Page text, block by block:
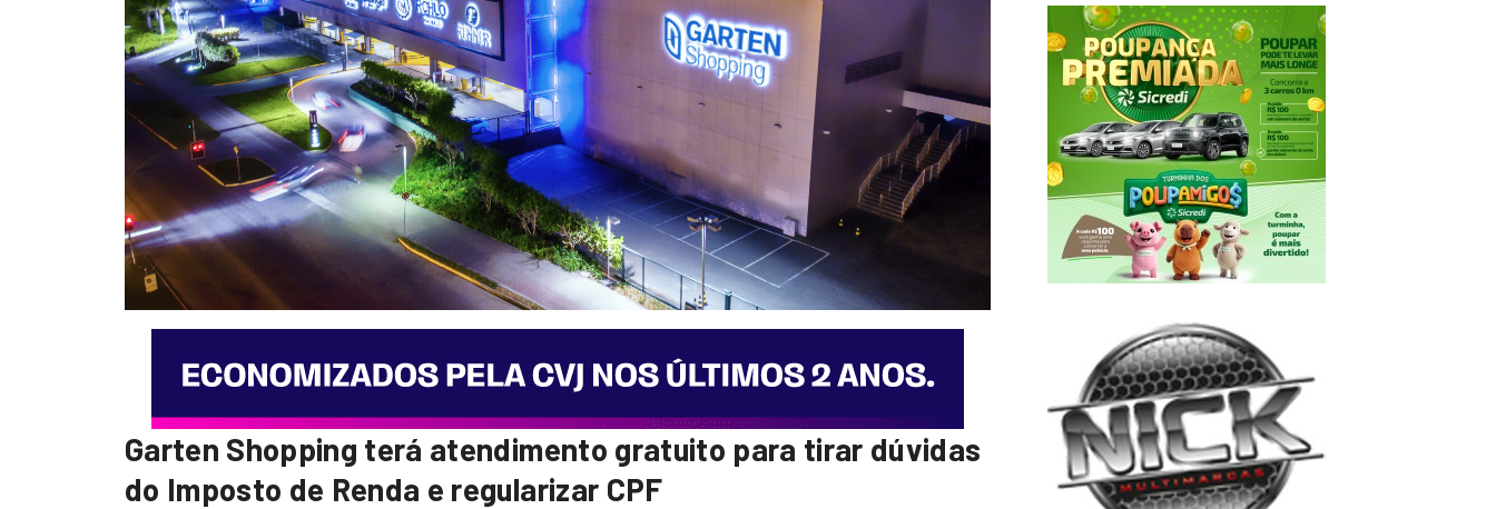
Garten Shopping terá atendimento gratuito para tirar dúvidas
do Imposto de Renda e regularizar CPF